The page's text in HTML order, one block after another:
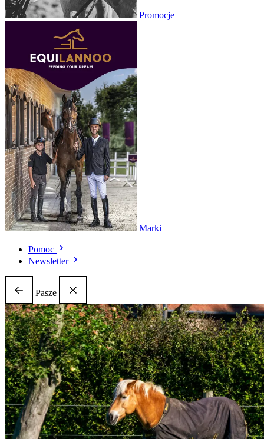
Promocje
Marki
Pomoc
Newsletter
Pasze